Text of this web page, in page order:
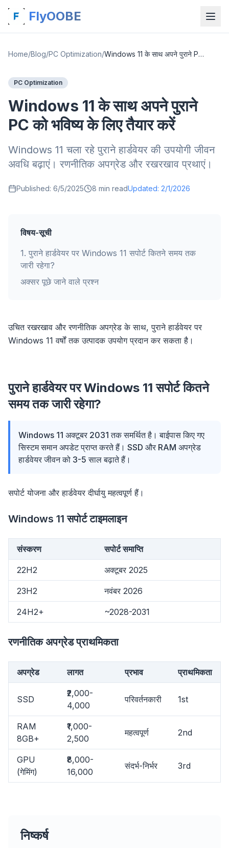
FlyOOBE
Home/Blog/PC Optimization/ Windows 11 के साथ अपने पुराने PC को भविष्य के लिए तैयार करें
PC Optimization
Windows 11 के साथ अपने पुराने
PC को भविष्य के लिए तैयार करें
Windows 11 चला रहे पुराने हार्डवेयर की उपयोगी जीवन
अवधि बढ़ाएं। रणनीतिक अपग्रेड और रखरखाव प्रथाएं।
Published: 6/5/2025 8 min readUpdated: 2/1/2026
विषय-सूची
1. पुराने हार्डवेयर पर Windows 11 सपोर्ट कितने समय तक
जारी रहेगा?
अक्सर पूछे जाने वाले प्रश्न
उचित रखरखाव और रणनीतिक अपग्रेड के साथ, पुराने हार्डवेयर पर
Windows 11 वर्षों तक उत्पादक उपयोग प्रदान कर सकता है।
पुराने हार्डवेयर पर Windows 11 सपोर्ट कितने
समय तक जारी रहेगा?
Windows 11 अक्टूबर 2031 तक समर्थित है। बाईपास किए गए
सिस्टम समान अपडेट प्राप्त करते हैं। SSD और RAM अपग्रेड
हार्डवेयर जीवन को 3-5 साल बढ़ाते हैं।
सपोर्ट योजना और हार्डवेयर दीर्घायु महत्वपूर्ण हैं।
Windows 11 सपोर्ट टाइमलाइन
संस्करण सपोर्ट समाप्ति
22H2 अक्टूबर 2025
23H2 नवंबर 2026
24H2+ ~2028-2031
रणनीतिक अपग्रेड प्राथमिकता
अपग्रेड लागत प्रभाव प्राथमिकता
SSD
₹2,000-
4,000
परिवर्तनकारी 1st
RAM
8GB+
₹1,000-
2,500
महत्वपूर्ण 2nd
GPU
(गेमिंग)
₹8,000-
16,000
संदर्भ-निर्भर 3rd
निष्कर्ष